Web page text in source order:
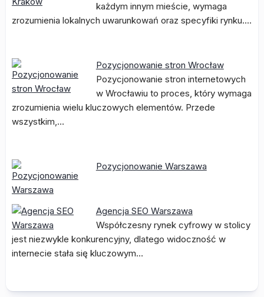
każdym innym mieście, wymaga
zrozumienia lokalnych uwarunkowań oraz specyfiki rynku.…
Pozycjonowanie stron Wrocław
Pozycjonowanie stron internetowych
w Wrocławiu to proces, który wymaga
zrozumienia wielu kluczowych elementów. Przede
wszystkim,…
Pozycjonowanie Warszawa
Agencja SEO Warszawa
Współczesny rynek cyfrowy w stolicy
jest niezwykle konkurencyjny, dlatego widoczność w
internecie stała się kluczowym…